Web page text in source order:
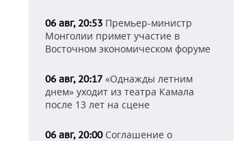
06 авг, 20:53 Премьер-министр
Монголии примет участие в
Восточном экономическом форуме
06 авг, 20:17 «Однажды летним
днем» уходит из театра Камала
после 13 лет на сцене
06 авг, 20:00Соглашение о